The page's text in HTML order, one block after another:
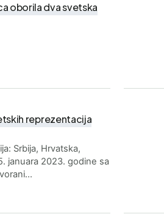
oborila dva svetska
reprezentacija
Srbija, Hrvatska,
januara 2023. godine sa